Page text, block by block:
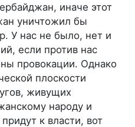
иначе этот
уничтожил бы
У нас не было, нет и
если против нас
провокации. Однако
плоскости
живущих
народу и
к власти, вот